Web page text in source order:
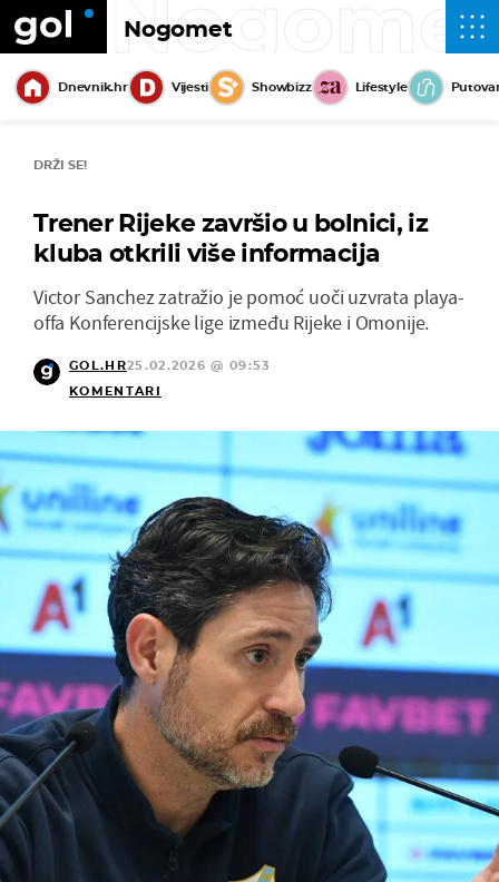
Nogomet
Dnevnik.hr Vijesti Showbizz Lifestyle
DRŽI SE!
Trener Rijeke završio u bolnici, iz
kluba otkrili više informacija
Victor Sanchez zatražio je pomoć uoči uzvrata playa-
offa Konferencijske lige između Rijeke i Omonije.
GOL.HR25.02.2026 @ 09:53
KOMENTARI